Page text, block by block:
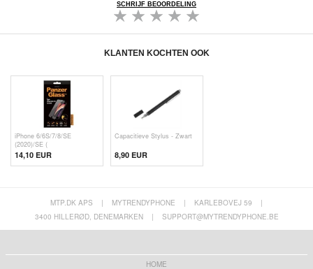
SCHRIJF BEOORDELING
KLANTEN KOCHTEN OOK
iPhone 6/6S/7/8/SE
(2020)/SE (
14,10 EUR
Capacitieve Stylus - Zwart
8,90 EUR
MTP.DK APS | MYTRENDYPHONE | KARLEBOVEJ 59
|
3400 HILLERØD, DENEMARKEN
| SUPPORT@MYTRENDYPHONE.BE
HOME